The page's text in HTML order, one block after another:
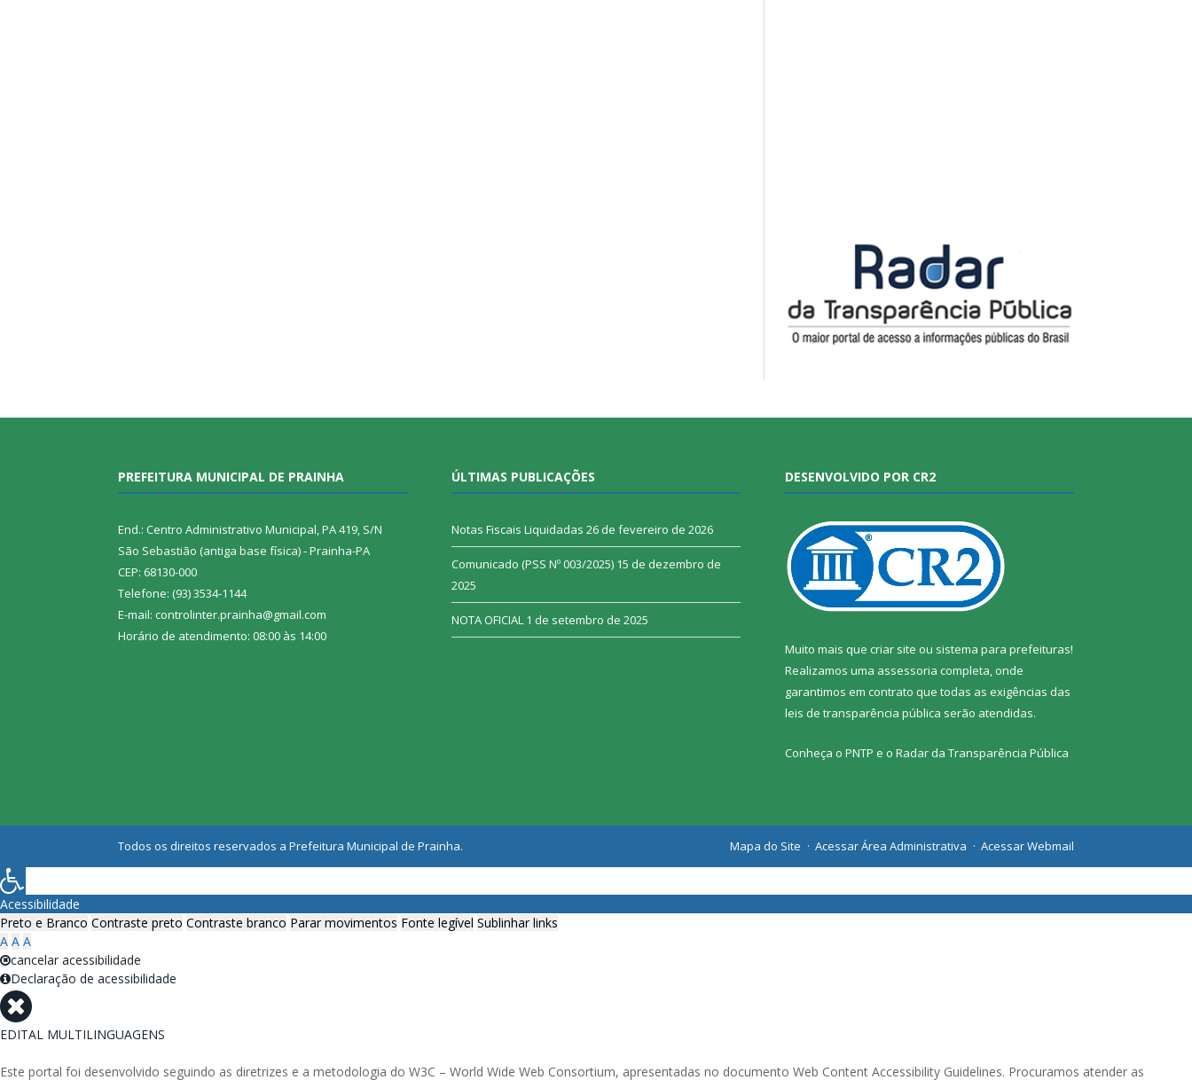
PREFEITURA MUNICIPAL DE PRAINHA
End.: Centro Administrativo Municipal, PA 419, S/N
São Sebastião (antiga base física) - Prainha-PA
CEP: 68130-000
Telefone: (93) 3534-1144
E-mail: controlinter.prainha@gmail.com
Horário de atendimento: 08:00 às 14:00
ÚLTIMAS PUBLICAÇÕES
Notas Fiscais Liquidadas 26 de fevereiro de 2026
Comunicado (PSS Nº 003/2025) 15 de dezembro de
2025
NOTA OFICIAL 1 de setembro de 2025
DESENVOLVIDO POR CR2
Muito mais que criar site ou sistema para prefeituras!
Realizamos uma assessoria completa, onde
garantimos em contrato que todas as exigências das
leis de transparência pública serão atendidas.
Conheça o PNTP e o Radar da Transparência Pública
Todos os direitos reservados a Prefeitura Municipal de Prainha. Mapa do Site Acessar Área Administrativa Acessar Webmail
Acessibilidade
Preto e Branco Contraste preto Contraste branco Parar movimentos Fonte legível Sublinhar links
A A A
cancelar acessibilidade
Declaração de acessibilidade
EDITAL MULTILINGUAGENS
Este portal foi desenvolvido seguindo as diretrizes e a metodologia do W3C – World Wide Web Consortium, apresentadas no documento Web Content Accessibility Guidelines. Procuramos atender as